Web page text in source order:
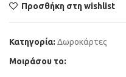
Προσθήκη στη wishlist
Κατηγορία: Δωροκάρτες
Μοιράσου το: